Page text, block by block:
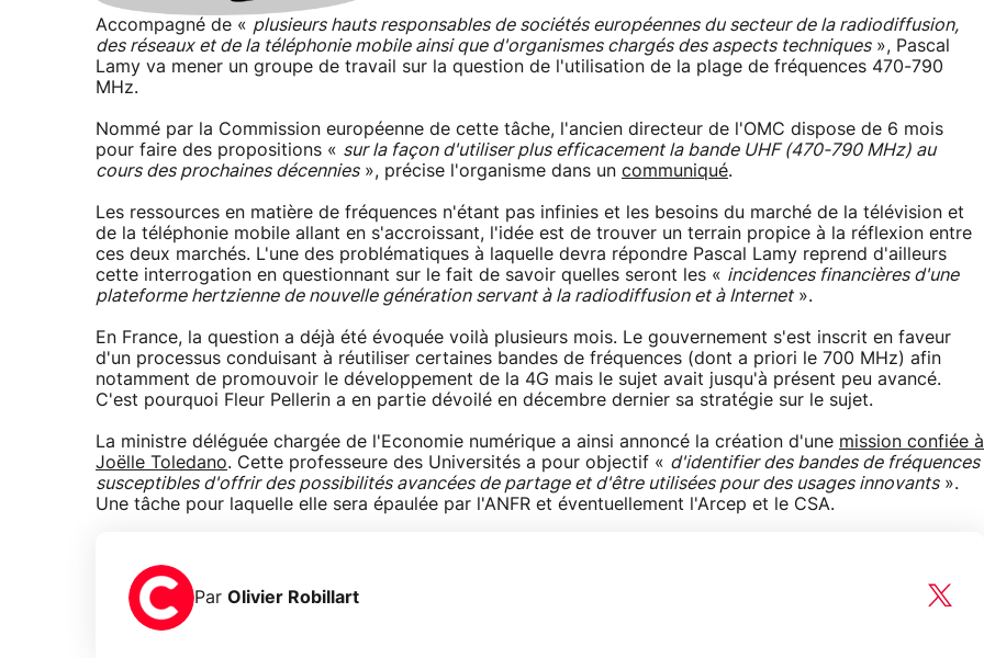
Accompagné de « plusieurs hauts responsables de sociétés européennes du secteur de la radiodiffusion,
des réseaux et de la téléphonie mobile ainsi que d'organismes chargés des aspects techniques», Pascal
Lamy va mener un groupe de travail sur la question de l'utilisation de la plage de fréquences 470-790
MHz.
Nommé par la Commission européenne de cette tâche, l'ancien directeur de l'OMC dispose de 6 mois
pour faire des propositions « sur la façon d'utiliser plus efficacement la bande UHF (470-790 MHz) au
cours des prochaines décennies», précise l'organisme dans un communiqué.
Les ressources en matière de fréquences n'étant pas infinies et les besoins du marché de la télévision et
de la téléphonie mobile allant en s'accroissant, l'idée est de trouver un terrain propice à la réflexion entre
ces deux marchés. L'une des problématiques à laquelle devra répondre Pascal Lamy reprend d'ailleurs
cette interrogation en questionnant sur le fait de savoir quelles seront les « incidences financières d'une
plateforme hertzienne de nouvelle génération servant à la radiodiffusion et à Internet».
En France, la question a déjà été évoquée voilà plusieurs mois. Le gouvernement s'est inscrit en faveur
d'un processus conduisant à réutiliser certaines bandes de fréquences (dont a priori le 700 MHz) afin
notamment de promouvoir le développement de la 4G mais le sujet avait jusqu'à présent peu avancé.
C'est pourquoi Fleur Pellerin a en partie dévoilé en décembre dernier sa stratégie sur le sujet.
La ministre déléguée chargée de l'Economie numérique a ainsi annoncé la création d'une mission confiée à
Joëlle Toledano. Cette professeure des Universités a pour objectif « d'identifier des bandes de fréquences
susceptibles d'offrir des possibilités avancées de partage et d'être utilisées pour des usages innovants».
Une tâche pour laquelle elle sera épaulée par l'ANFR et éventuellement l'Arcep et le CSA.
Par Olivier Robillart